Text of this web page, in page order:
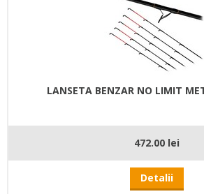
LANSETA BENZAR NO LIMIT
472.00 lei
Detalii